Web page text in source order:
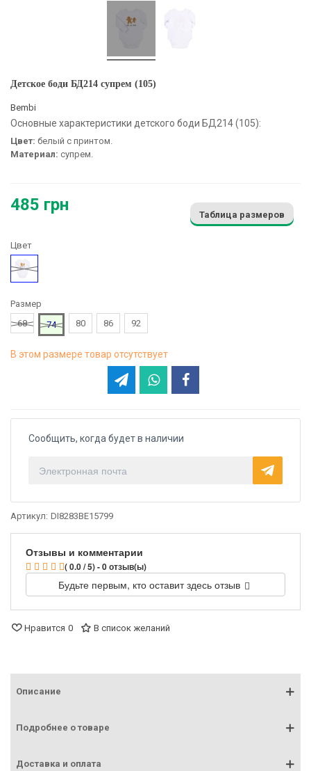
Детское боди БД214 супрем (105)
Bembi
Основные характеристики детского боди БД214 (105):
Цвет: белый с принтом.
Материал: супрем.
485 грн
Таблица размеров
Цвет
Белый
Размер
68
74 80 86 92
В этом размере товар отсутствует
Сообщить, когда будет в наличии
Артикул: DI8283BE15799
Отзывы и комментарии
( 0.0 / 5) - 0 отзыв(ы)
Будьте первым, кто оставит здесь отзыв
Нравится 0 В список желаний
Описание
Подробнее о товаре
Доставка и оплата